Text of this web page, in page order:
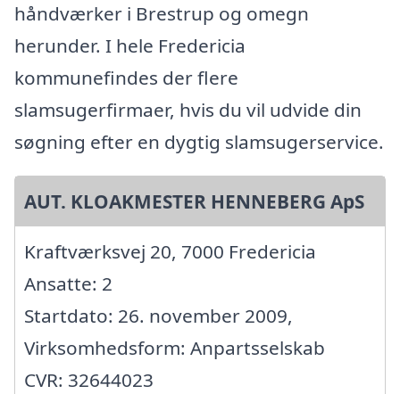
håndværker i Brestrup og omegn
herunder. I hele Fredericia
kommunefindes der flere
slamsugerfirmaer, hvis du vil udvide din
søgning efter en dygtig slamsugerservice.
AUT. KLOAKMESTER HENNEBERG ApS
Kraftværksvej 20, 7000 Fredericia
Ansatte: 2
Startdato: 26. november 2009,
Virksomhedsform: Anpartsselskab
CVR: 32644023